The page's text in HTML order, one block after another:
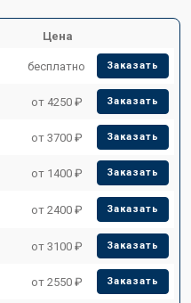
Цена
бесплатно Заказать
от 4250 ₽ Заказать
от 3700 ₽ Заказать
от 1400 ₽ Заказать
от 2400 ₽ Заказать
от 3100 ₽ Заказать
от 2550 ₽ Заказать